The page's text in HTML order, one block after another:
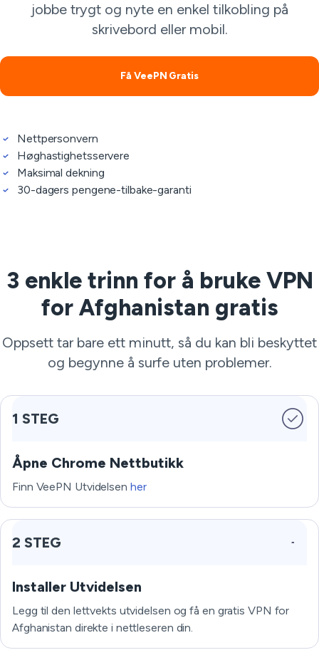
jobbe trygt og nyte en enkel tilkobling på
skrivebord eller mobil.
Få VeePN Gratis
Nettpersonvern
Høghastighetsservere
Maksimal dekning
30-dagers pengene-tilbake-garanti
3 enkle trinn for å bruke VPN
for Afghanistan gratis
Oppsett tar bare ett minutt, så du kan bli beskyttet
og begynne å surfe uten problemer.
1 STEG
Åpne Chrome Nettbutikk
Finn VeePN Utvidelsen her
2 STEG
Installer Utvidelsen
Legg til den lettvekts utvidelsen og få en gratis VPN for
Afghanistan direkte i nettleseren din.